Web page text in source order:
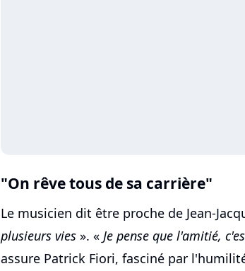
"On rêve tous de sa carrière"
Le musicien dit être proche de Jean-
plusieurs vies ». « Je pense que l'amitié,
assure Patrick Fiori, fasciné par